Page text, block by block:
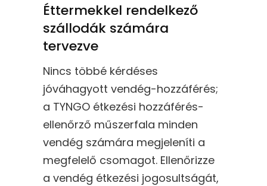
Éttermekkel rendelkező
szállodák számára
tervezve
Nincs többé kérdéses
jóváhagyott vendég-hozzáférés;
a TYNGO étkezési hozzáférés-
ellenőrző műszerfala minden
vendég számára megjeleníti a
megfelelő csomagot. Ellenőrizze
a vendég étkezési jogosultságát,